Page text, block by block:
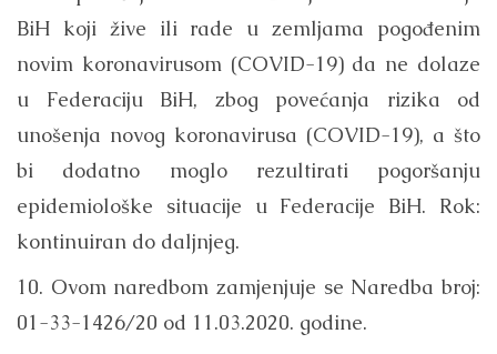
BiH koji žive ili rade u zemljama pogođenim
novim koronavirusom (COVID-19) da ne dolaze
u Federaciju BiH, zbog povećanja rizika od
unošenja novog koronavirusa (COVID-19), a što
bi dodatno moglo rezultirati pogoršanju
epidemiološke situacije u Federacije BiH. Rok:
kontinuiran do daljnjeg.
10. Ovom naredbom zamjenjuje se Naredba broj:
01-33-1426/20 od 11.03.2020. godine.